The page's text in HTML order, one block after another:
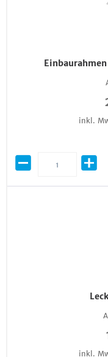
inkl.
inkl.